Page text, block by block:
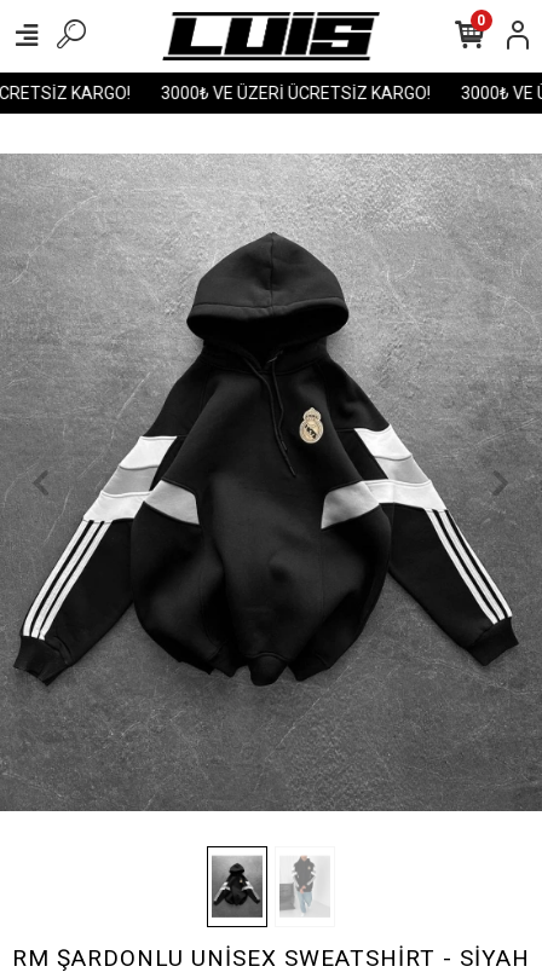
KARGO! 3000₺ VE ÜZERİ ÜCRETSİZ KARGO! 3000₺ VE
0
RM ŞARDONLU UNİSEX SWEATSHİRT - SİYAH